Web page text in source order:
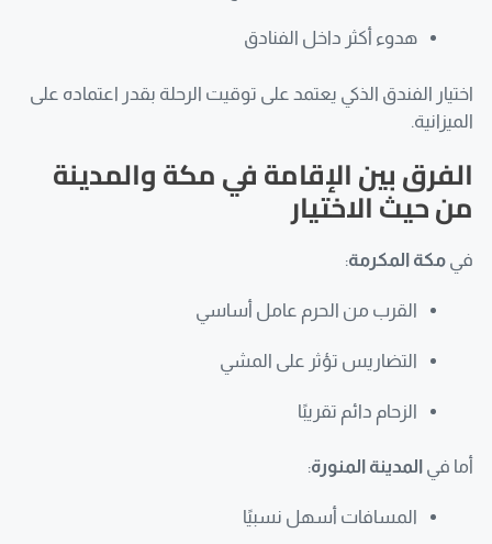
هدوء أكثر داخل الفنادق
اختيار الفندق الذكي يعتمد على توقيت الرحلة بقدر اعتماده على
الميزانية.
الفرق بين الإقامة في مكة والمدينة
من حيث الاختيار
في مكة المكرمة:
القرب من الحرم عامل أساسي
التضاريس تؤثر على المشي
الزحام دائم تقريبًا
أما في المدينة المنورة:
المسافات أسهل نسبيًا